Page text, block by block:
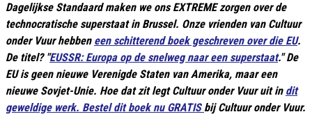
Dagelijkse Standaard maken we ons EXTREME zorgen over de
technocratische superstaat in Brussel. Onze vrienden van Cultuur
onder Vuur hebben een schitterend boek geschreven over die EU.
De titel? "EUSSR: Europa op de snelweg naar een superstaat." De
EU is geen nieuwe Verenigde Staten van Amerika, maar een
nieuwe Sovjet-Unie. Hoe dat zit legt Cultuur onder Vuur uit in dit
geweldige werk. Bestel dit boek nu GRATIS bij Cultuur onder Vuur.